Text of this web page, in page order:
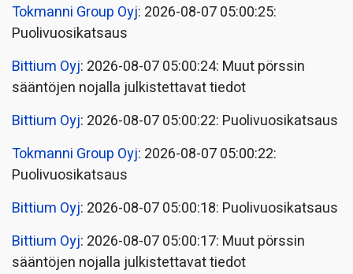
Tokmanni Group Oyj: 2026-08-07 05:00:25:
Puolivuosikatsaus
Bittium Oyj: 2026-08-07 05:00:24: Muut pörssin
sääntöjen nojalla julkistettavat tiedot
Bittium Oyj: 2026-08-07 05:00:22: Puolivuosikatsaus
Tokmanni Group Oyj: 2026-08-07 05:00:22:
Puolivuosikatsaus
Bittium Oyj: 2026-08-07 05:00:18: Puolivuosikatsaus
Bittium Oyj: 2026-08-07 05:00:17: Muut pörssin
sääntöjen nojalla julkistettavat tiedot